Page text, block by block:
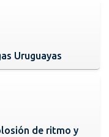
Uruguayas
de ritmo y